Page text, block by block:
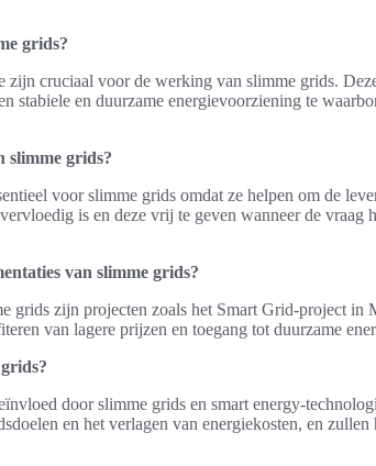
grids?
zijn cruciaal voor de werking van slimme grids.
stabiele en duurzame energievoorziening te
slimme grids?
voor slimme grids omdat ze helpen om de
is en deze vrij te geven wanneer de vraag
van slimme grids?
grids zijn projecten zoals het Smart Grid-project in
van lagere prijzen en toegang tot duurzame
door slimme grids en smart energy-
en het verlagen van energiekosten, en